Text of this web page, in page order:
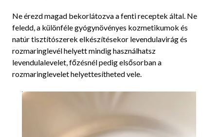
Ne érezd magad bekorlátozva a fenti receptek által. Ne
feledd, a különféle gyógynövényes kozmetikumok és
natúr tisztítószerek elkészítésekor levendulavirág és
rozmaringlevél helyett mindig használhatsz
levendulalevelet, főzésnél pedig elsősorban a
rozmaringlevelet helyettesítheted vele.